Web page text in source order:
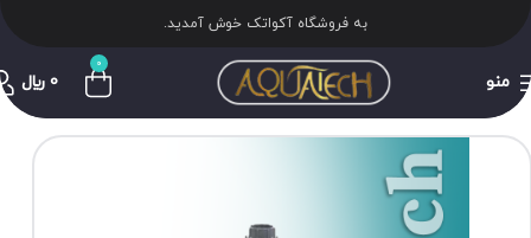
به فروشگاه آکواتک خوش آمدید.
منو
0
0 ﷼